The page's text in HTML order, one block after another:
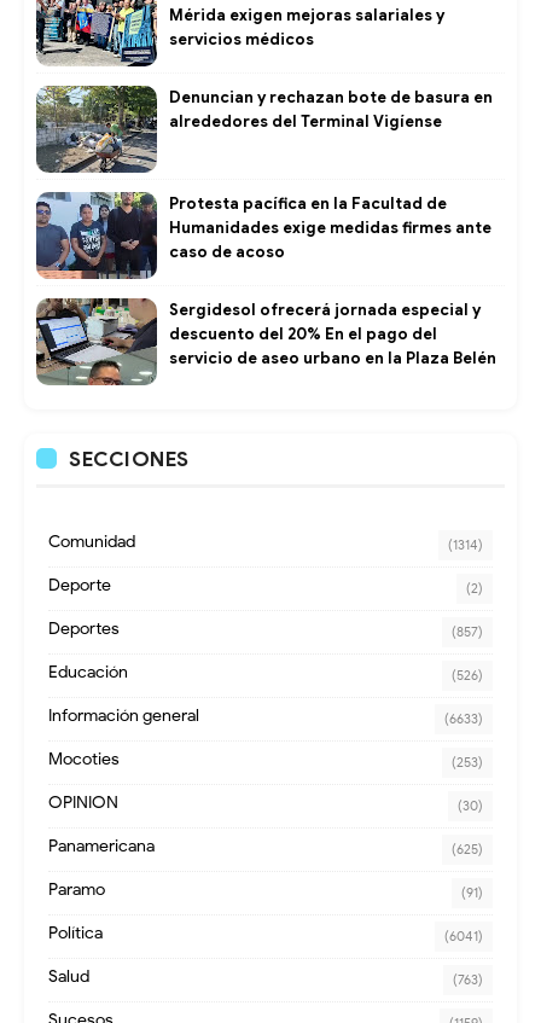
Mérida exigen mejoras salariales y
servicios médicos
Denuncian y rechazan bote de basura en
alrededores del Terminal Vigíense
Protesta pacífica en la Facultad de
Humanidades exige medidas firmes ante
caso de acoso
Sergidesol ofrecerá jornada especial y
descuento del 20% En el pago del
servicio de aseo urbano en la Plaza Belén
SECCIONES
Comunidad (1314)
Deporte (2)
Deportes (857)
Educación (526)
Información general (6633)
Mocoties (253)
OPINION (30)
Panamericana (625)
Paramo (91)
Política (6041)
Salud (763)